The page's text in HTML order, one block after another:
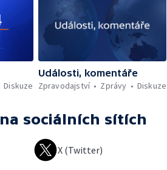
Diskuze
Události, komentáře
Zpravodajství
Zprávy Diskuze
na sociálních sítích
X (Twitter)